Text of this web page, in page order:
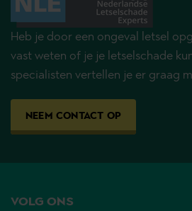
Heb je door een ongeval letsel
vast weten of je je letselschade
specialisten vertellen je er graag
NEEM CONTACT OP
VOLG ONS